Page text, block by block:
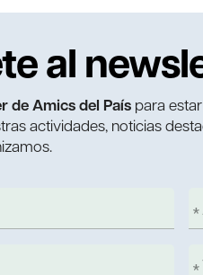
al
de Amics del País para
actividades, noticias